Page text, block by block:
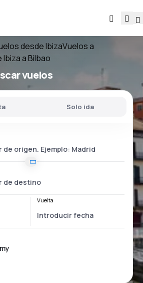
desde IbizaVuelos a
a Bilbao
vuelos
Solo ida
Vuelta